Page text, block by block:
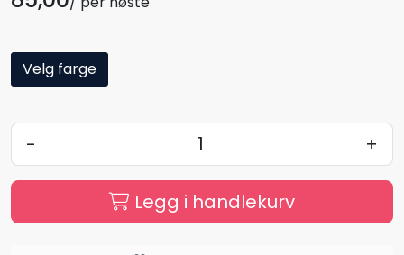
Velg farge
- +
Legg i handlekurv